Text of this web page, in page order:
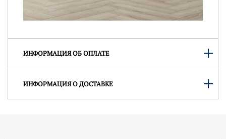
ИНФОРМАЦИЯ ОБ ОПЛАТЕ
ИНФОРМАЦИЯ О ДОСТАВКЕ